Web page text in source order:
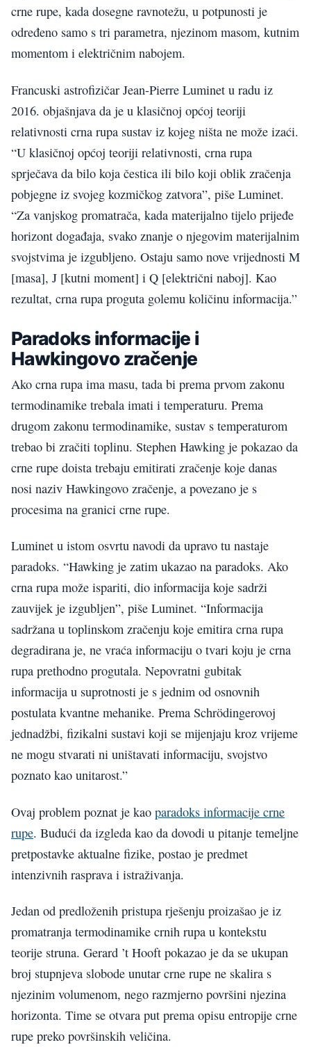
crne rupe, kada dosegne ravnotežu, u potpunosti je
određeno samo s tri parametra, njezinom masom, kutnim
momentom i električnim nabojem.
Francuski astrofizičar Jean-Pierre Luminet u radu iz
2016. objašnjava da je u klasičnoj općoj teoriji
relativnosti crna rupa sustav iz kojeg ništa ne može izaći.
“U klasičnoj općoj teoriji relativnosti, crna rupa
sprječava da bilo koja čestica ili bilo koji oblik zračenja
pobjegne iz svojeg kozmičkog zatvora”, piše Luminet.
“Za vanjskog promatrača, kada materijalno tijelo prijeđe
horizont događaja, svako znanje o njegovim materijalnim
svojstvima je izgubljeno. Ostaju samo nove vrijednosti M
[masa], J [kutni moment] i Q [električni naboj]. Kao
rezultat, crna rupa proguta golemu količinu informacija.”
Paradoks informacije i
Hawkingovo zračenje
Ako crna rupa ima masu, tada bi prema prvom zakonu
termodinamike trebala imati i temperaturu. Prema
drugom zakonu termodinamike, sustav s temperaturom
trebao bi zračiti toplinu. Stephen Hawking je pokazao da
crne rupe doista trebaju emitirati zračenje koje danas
nosi naziv Hawkingovo zračenje, a povezano je s
procesima na granici crne rupe.
Luminet u istom osvrtu navodi da upravo tu nastaje
paradoks. “Hawking je zatim ukazao na paradoks. Ako
crna rupa može ispariti, dio informacija koje sadrži
zauvijek je izgubljen”, piše Luminet. “Informacija
sadržana u toplinskom zračenju koje emitira crna rupa
degradirana je, ne vraća informaciju o tvari koju je crna
rupa prethodno progutala. Nepovratni gubitak
informacija u suprotnosti je s jednim od osnovnih
postulata kvantne mehanike. Prema Schrödingerovoj
jednadžbi, fizikalni sustavi koji se mijenjaju kroz vrijeme
ne mogu stvarati ni uništavati informaciju, svojstvo
poznato kao unitarost.”
Ovaj problem poznat je kao paradoks informacije crne
rupe. Budući da izgleda kao da dovodi u pitanje temeljne
pretpostavke aktualne fizike, postao je predmet
intenzivnih rasprava i istraživanja.
Jedan od predloženih pristupa rješenju proizašao je iz
promatranja termodinamike crnih rupa u kontekstu
teorije struna. Gerard ’t Hooft pokazao je da se ukupan
broj stupnjeva slobode unutar crne rupe ne skalira s
njezinim volumenom, nego razmjerno površini njezina
horizonta. Time se otvara put prema opisu entropije crne
rupe preko površinskih veličina.